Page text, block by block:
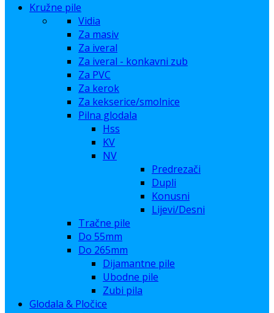
Kružne pile
Vidia
Za masiv
Za iveral
Za iveral - konkavni zub
Za PVC
Za kerok
Za kekserice/smolnice
Pilna glodala
Hss
KV
NV
Predrezači
Dupli
Konusni
Lijevi/Desni
Tračne pile
Do 55mm
Do 265mm
Dijamantne pile
Ubodne pile
Zubi pila
Glodala & Pločice